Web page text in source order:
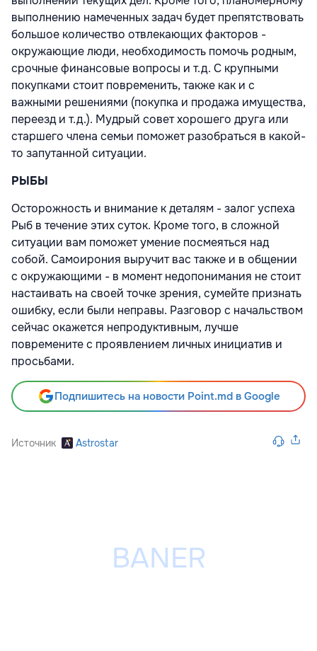
выполнению намеченных задач будет препятствовать
большое количество отвлекающих факторов -
окружающие люди, необходимость помочь родным,
срочные финансовые вопросы и т.д. С крупными
покупками стоит повременить, также как и с
важными решениями (покупка и продажа имущества,
переезд и т.д.). Мудрый совет хорошего друга или
старшего члена семьи поможет разобраться в какой-
то запутанной ситуации.
РЫБЫ
Осторожность и внимание к деталям - залог успеха
Рыб в течение этих суток. Кроме того, в сложной
ситуации вам поможет умение посмеяться над
собой. Самоирония выручит вас также и в общении
с окружающими - в момент недопонимания не стоит
настаивать на своей точке зрения, сумейте признать
ошибку, если были неправы. Разговор с начальством
сейчас окажется непродуктивным, лучше
повремените с проявлением личных инициатив и
просьбами.
Подпишитесь на новости Point.md в Google
Источник Astrostar